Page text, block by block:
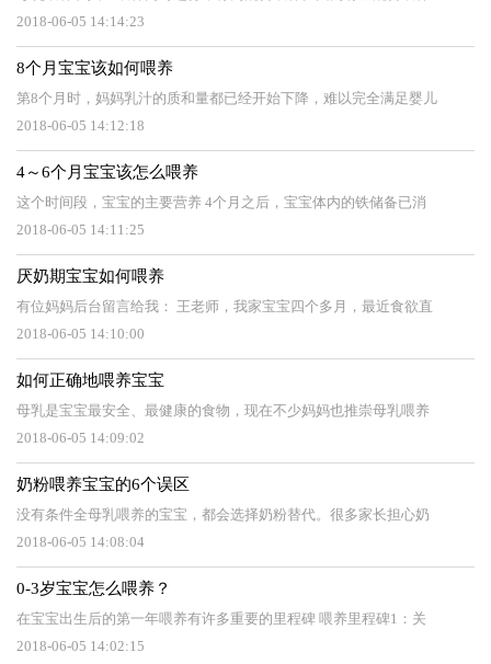
2018-06-05 14:14:23
8个月宝宝该如何喂养
第8个月时，妈妈乳汁的质和量都已经开始下降，难以完全满足婴儿
2018-06-05 14:12:18
4～6个月宝宝该怎么喂养
这个时间段，宝宝的主要营养 4个月之后，宝宝体内的铁储备已消
2018-06-05 14:11:25
厌奶期宝宝如何喂养
有位妈妈后台留言给我： 王老师，我家宝宝四个多月，最近食欲直
2018-06-05 14:10:00
如何正确地喂养宝宝
母乳是宝宝最安全、最健康的食物，现在不少妈妈也推崇母乳喂养
2018-06-05 14:09:02
奶粉喂养宝宝的6个误区
没有条件全母乳喂养的宝宝，都会选择奶粉替代。很多家长担心奶
2018-06-05 14:08:04
0-3岁宝宝怎么喂养？
在宝宝出生后的第一年喂养有许多重要的里程碑 喂养里程碑1：关
2018-06-05 14:02:15